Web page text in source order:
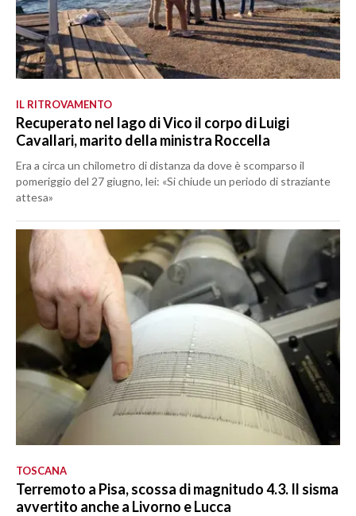
IL RITROVAMENTO
Recuperato nel lago di Vico il corpo di Luigi
Cavallari, marito della ministra Roccella
Era a circa un chilometro di distanza da dove è scomparso il
pomeriggio del 27 giugno, lei: «Si chiude un periodo di straziante
attesa»
TOSCANA
Terremoto a Pisa, scossa di magnitudo 4.3. Il sisma
avvertito anche a Livorno e Lucca